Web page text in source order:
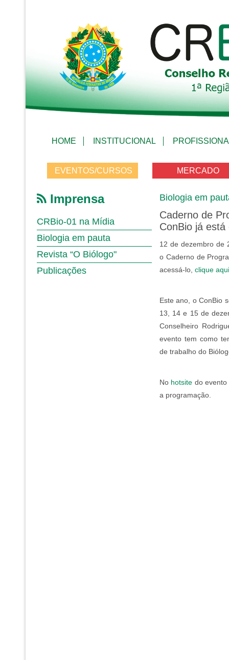
HOME INSTITUCIONAL
EVENTOS/CURSOS MERCADO
Imprensa
CRBio-01 na Mídia
Biologia em pauta
Revista “O Biólogo"
Publicações
Biologia em
Caderno de
ConBio já
12 de dezembro de
o Caderno de
acessá-lo, clique aqui
Este ano, o ConBio
13, 14 e 15 de
Conselheiro
evento tem como
de trabalho do
No hotsite do
a programação.